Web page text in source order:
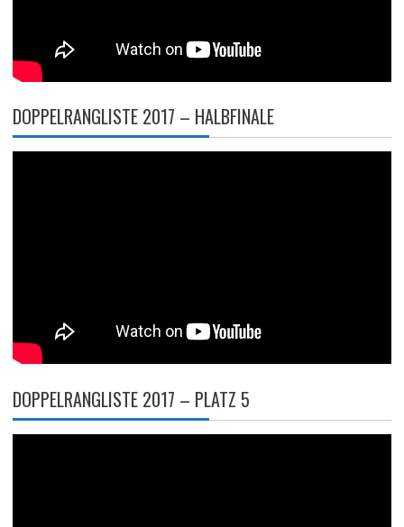
DOPPELRANGLISTE 2017 – HALBFINALE
DOPPELRANGLISTE 2017 – PLATZ 5